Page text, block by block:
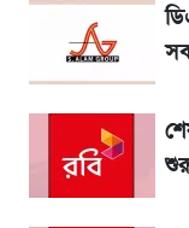
SSC
ফল
১৮০ দিনের
জেনে নিন